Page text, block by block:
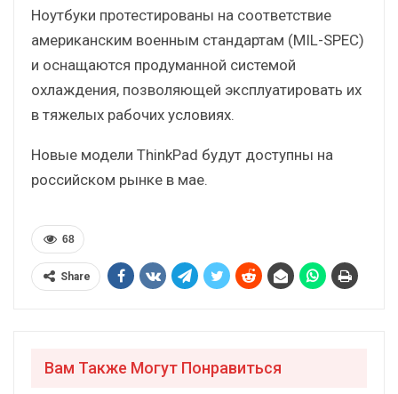
Ноутбуки протестированы на соответствие
американским военным стандартам (MIL-SPEC)
и оснащаются продуманной системой
охлаждения, позволяющей эксплуатировать их
в тяжелых рабочих условиях.
Новые модели ThinkPad будут доступны на
российском рынке в мае.
68
Share
Вам Также Могут Понравиться